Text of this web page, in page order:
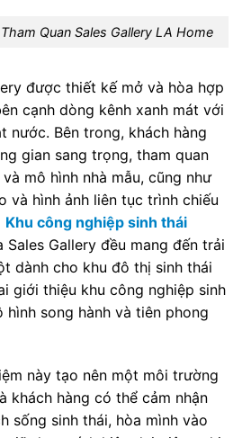
Quan Sales Gallery LA Home
được thiết kế mở và hòa hợp
cạnh dòng kênh xanh mát với
nước. Bên trong, khách hàng
gian sang trọng, tham quan
mô hình nhà mẫu, cũng như
và hình ảnh liên tục trình chiếu
Khu công nghiệp sinh thái
Sales Gallery đều mang đến trải
dành cho khu đô thị sinh thái
giới thiệu khu công nghiệp sinh
song hành và tiên phong
này tạo nên một môi trường
khách hàng có thể cảm nhận
sống sinh thái, hòa mình vào